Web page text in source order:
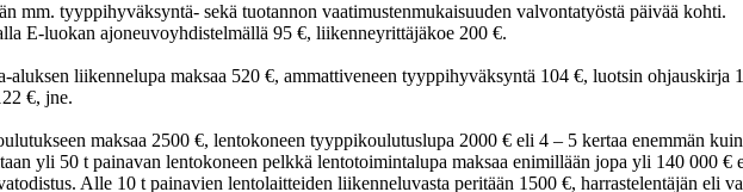
mm. tyyppihyväksyntä- sekä tuotannon vaatimustenmukaisuuden valvontatyöstä päivää kohti.
E-luokan ajoneuvoyhdistelmällä 95 €, liikenneyrittäjäkoe 200 €.
liikennelupa maksaa 520 €, ammattiveneen tyyppihyväksyntä 104 €, luotsin ohjauskirja
€, jne.
maksaa 2500 €, lentokoneen tyyppikoulutuslupa 2000 € eli 4 – 5 kertaa enemmän kuin
yli 50 t painavan lentokoneen pelkkä lentotoimintalupa maksaa enimillään jopa yli 140 000 €
Alle 10 t painavien lentolaitteiden liikenneluvasta peritään 1500 €, harrastelentäjän eli